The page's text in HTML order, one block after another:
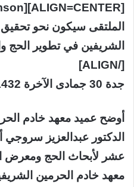
الملتقى سيكون نحو
[/ALIGN]
جدة 30 جمادى الآخرة 1432هـ
أوضح عميد معهد خادم
الدكتور عبدالعزيز سروجي
عشر لأبحاث الحج ومعرض
معهد خادم الحرمين